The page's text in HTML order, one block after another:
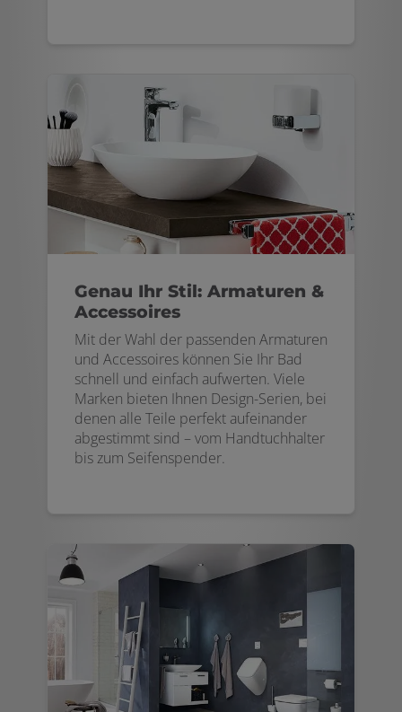
Genau Ihr Stil: Armaturen &
Accessoires
Mit der Wahl der passenden Armaturen
und Accessoires können Sie Ihr Bad
schnell und einfach aufwerten. Viele
Marken bieten Ihnen Design-Serien, bei
denen alle Teile perfekt aufeinander
abgestimmt sind – vom Handtuchhalter
bis zum Seifenspender.